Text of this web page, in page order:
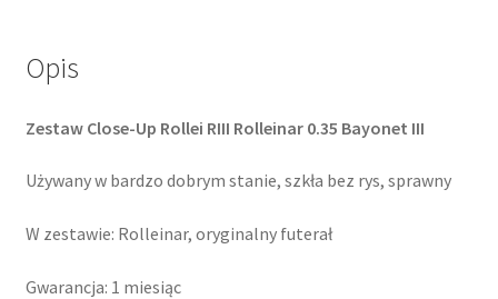
III
Opis
Zestaw Close-Up Rollei RIII Rolleinar 0.35 Bayonet III
Używany w bardzo dobrym stanie, szkła bez rys, sprawny
W zestawie: Rolleinar, oryginalny futerał
Gwarancja: 1 miesiąc